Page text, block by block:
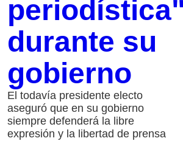
durante su
gobierno
El todavía presidente electo
aseguró que en su gobierno
siempre defenderá la libre
expresión y la libertad de prensa